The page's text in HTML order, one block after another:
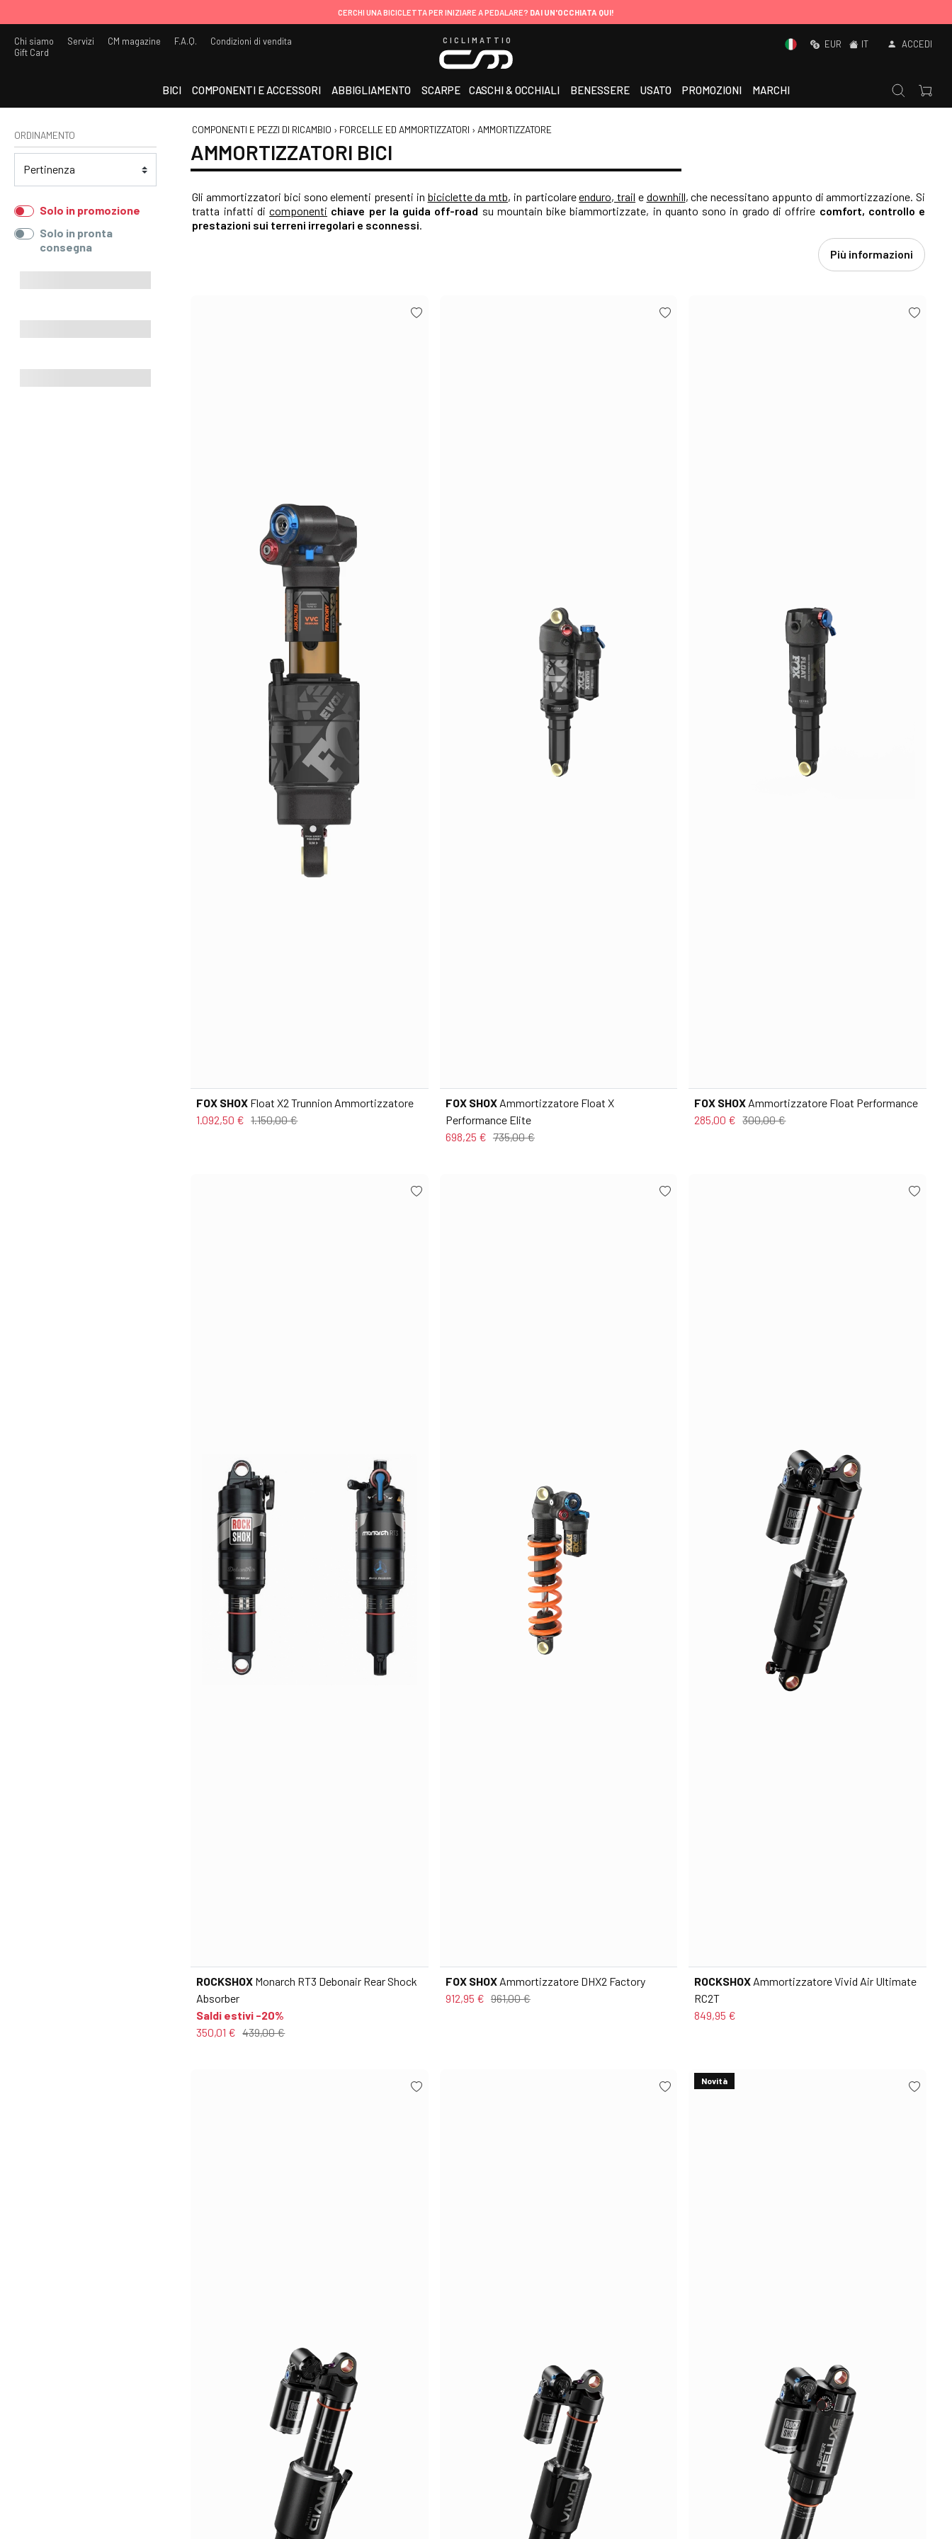
CERCHI UNA BICICLETTA PER INIZIARE A PEDALARE? DAI UN'OCCHIATA QUI!
Chi siamo Servizi CM magazine F.A.Q.
Condizioni di vendita
Gift Card
CICLIMATTIO EUR IT ACCEDI
BICI COMPONENTI E ACCESSORI ABBIGLIAMENTO SCARPE CASCHI & OCCHIALI BENESSERE USATO PROMOZIONI MARCHI
ORDINAMENTO
Solo in promozione
Solo in pronta
consegna
COMPONENTI E PEZZI DI RICAMBIO › FORCELLE ED AMMORTIZZATORI ›AMMORTIZZATORE
AMMORTIZZATORI BICI
Gli ammortizzatori bici sono elementi presenti in biciclette da mtb, in particolareenduro, trail e downhill, che necessitano appunto di ammortizzazione. Si
tratta infatti dicomponenti chiave per la guida off-road su mountain bike biammortizzate, in quanto sono in grado di offrire comfort, controllo e
prestazioni sui terreni irregolari e sconnessi.
Più informazioni
FOX SHOX Float X2 Trunnion Ammortizzatore
1.092,50 € 1.150,00 €
FOX SHOXAmmortizzatore Float X
Performance Elite
698,25 € 735,00 €
FOX SHOX Ammortizzatore Float Performance
285,00 € 300,00 €
ROCKSHOX Monarch RT3 Debonair Rear Shock
Absorber
Saldi estivi -20%
350,01 € 439,00 €
FOX SHOXAmmortizzatore DHX2 Factory
912,95 € 961,00 €
ROCKSHOX Ammortizzatore Vivid Air Ultimate
RC2T
849,95 €
Novità